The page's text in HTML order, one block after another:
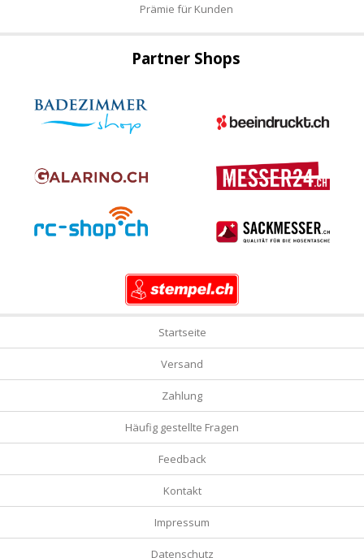
Prämie für Kunden
Partner Shops
Startseite
Versand
Zahlung
Häufig gestellte Fragen
Feedback
Kontakt
Impressum
Datenschutz